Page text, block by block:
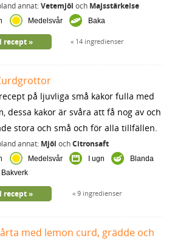
annat:Vetemjöl och Majsstärkelse
Medelsvår Baka
14 ingredienser
recept
på ljuvliga små kakor fulla med
dessa kakor är svåra att få nog av och
stora och små och för alla tillfällen.
annat: Mjöl ochCitronsaft
Medelsvår I ugn
Blanda
Bakverk
9 ingredienser
recept
med lemon curd, grädde och